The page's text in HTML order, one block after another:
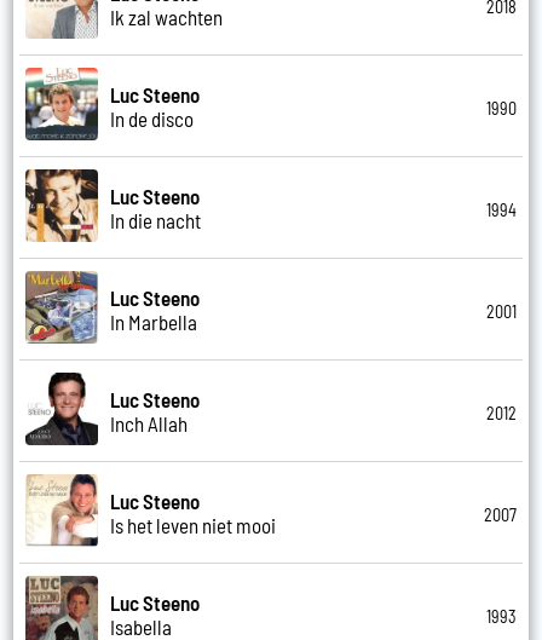
Ik zal wachten
2018
Luc Steeno
In de disco
1990
Luc Steeno
In die nacht
1994
Luc Steeno
In Marbella
2001
Luc Steeno
Inch Allah
2012
Luc Steeno
Is het leven niet mooi
2007
Luc Steeno
Isabella
1993